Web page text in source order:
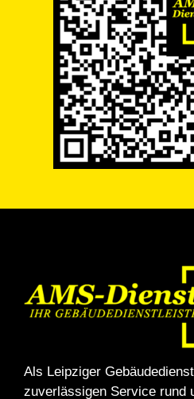
Als Leipziger
zuverlässigen Service rund